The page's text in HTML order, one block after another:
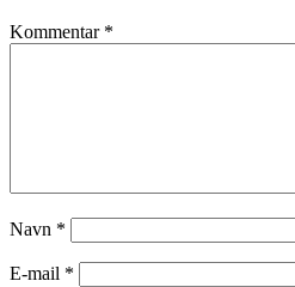
Kommentar *
Navn *
E-mail *